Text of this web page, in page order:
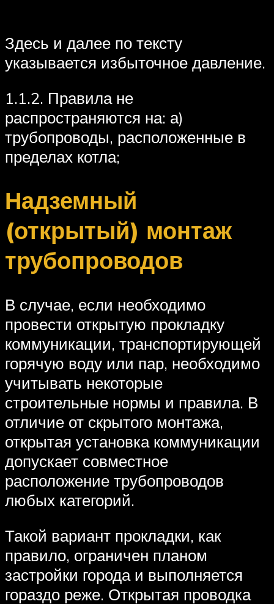
Здесь и далее по тексту
указывается избыточное давление.
1.1.2. Правила не
распространяются на: а)
трубопроводы, расположенные в
пределах котла;
Надземный
(открытый) монтаж
трубопроводов
В случае, если необходимо
провести открытую прокладку
коммуникации, транспортирующей
горячую воду или пар, необходимо
учитывать некоторые
строительные нормы и правила. В
отличие от скрытого монтажа,
открытая установка коммуникации
допускает совместное
расположение трубопроводов
любых категорий.
Такой вариант прокладки, как
правило, ограничен планом
застройки города и выполняется
гораздо реже. Открытая проводка